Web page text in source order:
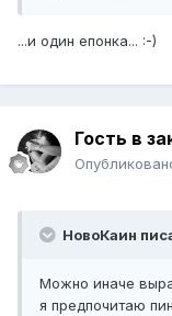
...и один епонка... :-)
Гость в
НовоКаин
Можно иначе
я предпочитаю